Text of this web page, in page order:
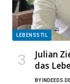
LEBENSSTIL
Julian
das
BY